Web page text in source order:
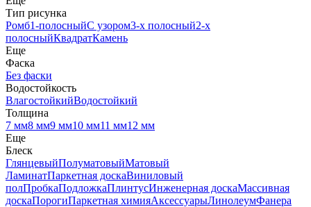
Тип рисунка
Ромб1-полосныйС узором3-х полосный2-х
полосныйКвадратКамень
Еще
Фаска
Без фаски
Водостойкость
ВлагостойкийВодостойкий
Толщина
7 мм8 мм9 мм10 мм11 мм12 мм
Еще
Блеск
ГлянцевыйПолуматовыйМатовый
ЛаминатПаркетная доскаВиниловый
полПробкаПодложкаПлинтусИнженерная доскаМассивная
доскаПорогиПаркетная химияАксессуарыЛинолеумФанера